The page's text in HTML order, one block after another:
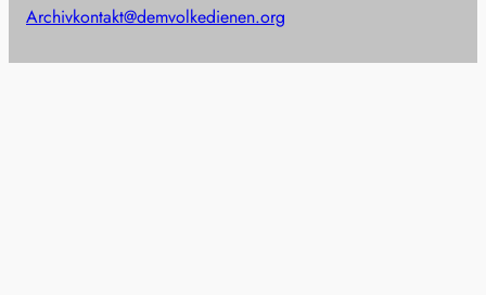
Archivkontakt@demvolkedienen.org